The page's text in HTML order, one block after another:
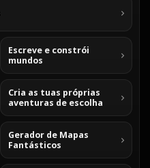
Escreve e constrói
mundos
Cria as tuas próprias
aventuras de escolha
Gerador de Mapas
Fantásticos